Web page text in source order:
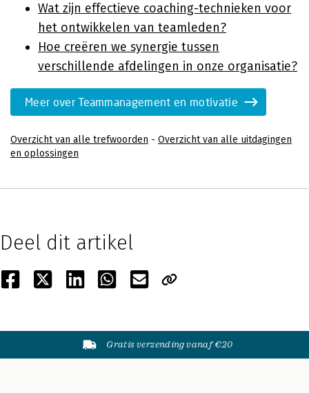
Wat zijn effectieve coaching-technieken voor
het ontwikkelen van teamleden?
Hoe creëren we synergie tussen
verschillende afdelingen in onze organisatie?
Meer over Teammanagement en motivatie
Overzicht van alle trefwoorden - Overzicht van alle uitdagingen
en oplossingen
Deel dit artikel
Gratis verzending vanaf €20